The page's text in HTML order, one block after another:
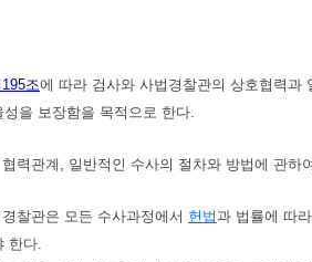
조에 따라 검사와 사법경찰관의 상호협력과
을 보장함을 목적으로 한다.
력관계, 일반적인 수사의 절차와 방법에 관
찰관은 모든 수사과정에서 헌법과 법률에 따
한다.